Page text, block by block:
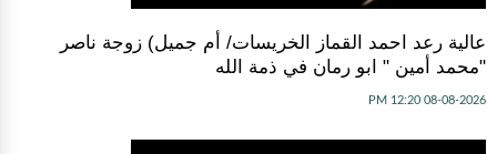
عالية رعد احمد القماز الخريسات/ أم جميل) زوجة ناصر
"محمد أمين " ابو رمان في ذمة الله
08-08-2026 12:20 PM